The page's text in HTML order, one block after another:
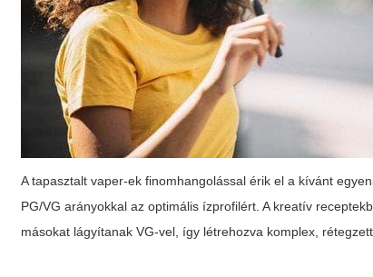
A tapasztalt vaper-ek finomhangolással érik el a kívánt
PG/VG arányokkal az optimális ízprofilért. A kreatív
másokat lágyítanak VG-vel, így létrehozva komplex,